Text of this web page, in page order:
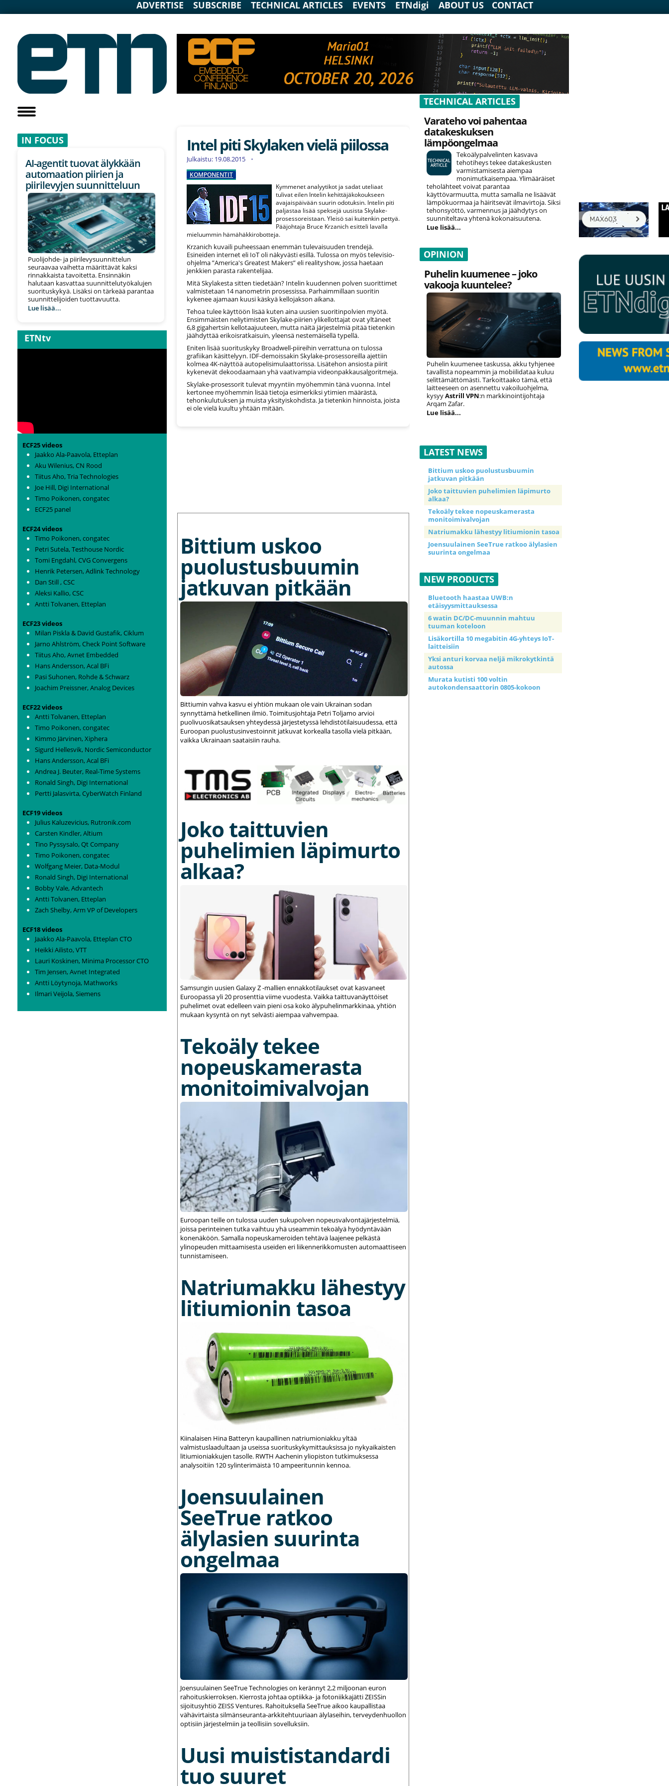
ADVERTISE SUBSCRIBE TECHNICAL ARTICLES EVENTS ETNdigi ABOUT US CONTACT
IN FOCUS
AI-agentit tuovat älykkään
automaation piirien ja
piirilevyjen suunnitteluun
Puolijohde- ja piirilevysuunnittelun
seuraavaa vaihetta määrittävät kaksi
rinnakkaista tavoitetta. Ensinnäkin
halutaan kasvattaa suunnittelutyökalujen
suorituskykyä. Lisäksi on tärkeää parantaa
suunnittelijoiden tuottavuutta.
Lue lisää...
ETNtv
ECF25 videos
Jaakko Ala-Paavola, Etteplan
Aku Wilenius, CN Rood
Tiitus Aho, Tria Technologies
Joe Hill, Digi International
Timo Poikonen, congatec
ECF25 panel
ECF24 videos
Timo Poikonen, congatec
Petri Sutela, Testhouse Nordic
Tomi Engdahl, CVG Convergens
Henrik Petersen, Adlink Technology
Dan Still , CSC
Aleksi Kallio, CSC
Antti Tolvanen, Etteplan
ECF23 videos
Milan Piskla & David Gustafik, Ciklum
Jarno Ahlström, Check Point Software
Tiitus Aho, Avnet Embedded
Hans Andersson, Acal BFi
Pasi Suhonen, Rohde & Schwarz
Joachim Preissner, Analog Devices
ECF22 videos
Antti Tolvanen, Etteplan
Timo Poikonen, congatec
Kimmo Järvinen, Xiphera
Sigurd Hellesvik, Nordic Semiconductor
Hans Andersson, Acal BFi
Andrea J. Beuter, Real-Time Systems
Ronald Singh, Digi International
Pertti Jalasvirta, CyberWatch Finland
ECF19 videos
Julius Kaluzevicius, Rutronik.com
Carsten Kindler, Altium
Tino Pyssysalo, Qt Company
Timo Poikonen, congatec
Wolfgang Meier, Data-Modul
Ronald Singh, Digi International
Bobby Vale, Advantech
Antti Tolvanen, Etteplan
Zach Shelby, Arm VP of Developers
ECF18 videos
Jaakko Ala-Paavola, Etteplan CTO
Heikki Ailisto, VTT
Lauri Koskinen, Minima Processor CTO
Tim Jensen, Avnet Integrated
Antti Löytynoja, Mathworks
Ilmari Veijola, Siemens
Intel piti Skylaken vielä piilossa
Julkaistu: 19.08.2015
KOMPONENTIT
Kymmenet analyytikot ja sadat uteliaat
tulivat eilen Intelin kehittäjäkokoukseen
avajaispäivään suurin odotuksin. Intelin piti
paljastaa lisää speksejä uusista Skylake-
prosessoreistaan. Yleisö sai kuitenkin pettyä.
Pääjohtaja Bruce Krzanich esitteli lavalla
mieluummin hämähäkkirobotteja.
Krzanich kuvaili puheessaan enemmän tulevaisuuden trendejä.
Esineiden internet eli IoT oli näkyvästi esillä. Tulossa on myös televisio-
ohjelma ”America's Greatest Makers” eli realityshow, jossa haetaan
jenkkien parasta rakentelijaa.
Mitä Skylakesta sitten tiedetään? Intelin kuudennen polven suorittimet
valmistetaan 14 nanometrin prosessissa. Parhaimmillaan suoritin
kykenee ajamaan kuusi käskyä kellojakson aikana.
Tehoa tulee käyttöön lisää kuten aina uusien suoritinpolvien myötä.
Ensimmäisten neliytimisten Skylake-piirien ylikellottajat ovat yltäneet
6,8 gigahertsin kellotaajuuteen, mutta näitä järjestelmiä pitää tietenkin
jäähdyttää erikoisratkaisuin, yleensä nestemäisellä typellä.
Eniten lisää suorituskyky Broadwell-piireihin verrattuna on tulossa
grafiikan käsittelyyn. IDF-demoissakin Skylake-prosessoreilla ajettiin
kolmea 4K-näyttöä autopelisimulaattorissa. Lisätehon ansiosta piirit
kykenevät dekoodaamaan yhä vaativampia videonpakkausalgoritmeja.
Skylake-prosessorit tulevat myyntiin myöhemmin tänä vuonna. Intel
kertonee myöhemmin lisää tietoja esimerkiksi ytimien määrästä,
tehonkulutuksen ja muista yksityiskohdista. Ja tietenkin hinnoista, joista
ei ole vielä kuultu yhtään mitään.
Bittium uskoo
puolustusbuumin
jatkuvan pitkään
Bittiumin vahva kasvu ei yhtiön mukaan ole vain Ukrainan sodan
synnyttämä hetkellinen ilmiö. Toimitusjohtaja Petri Toljamo arvioi
puolivuosikatsauksen yhteydessä järjestetyssä lehdistötilaisuudessa, että
Euroopan puolustusinvestoinnit jatkuvat korkealla tasolla vielä pitkään,
vaikka Ukrainaan saataisiin rauha.
Joko taittuvien
puhelimien läpimurto
alkaa?
Samsungin uusien Galaxy Z -mallien ennakkotilaukset ovat kasvaneet
Euroopassa yli 20 prosenttia viime vuodesta. Vaikka taittuvanäyttöiset
puhelimet ovat edelleen vain pieni osa koko älypuhelinmarkkinaa, yhtiön
mukaan kysyntä on nyt selvästi aiempaa vahvempaa.
Tekoäly tekee
nopeuskamerasta
monitoimivalvojan
Euroopan teille on tulossa uuden sukupolven nopeusvalvontajärjestelmiä,
joissa perinteinen tutka vaihtuu yhä useammin tekoälyä hyödyntävään
konenäköön. Samalla nopeuskameroiden tehtävä laajenee pelkästä
ylinopeuden mittaamisesta useiden eri liikennerikkomusten automaattiseen
tunnistamiseen.
Natriumakku lähestyy
litiumionin tasoa
Kiinalaisen Hina Batteryn kaupallinen natriumioniakku yltää
valmistuslaadultaan ja useissa suorituskykymittauksissa jo nykyaikaisten
litiumioniakkujen tasolle. RWTH Aachenin yliopiston tutkimuksessa
analysoitiin 120 sylinterimäistä 10 ampeeritunnin kennoa.
Joensuulainen
SeeTrue ratkoo
älylasien suurinta
ongelmaa
Joensuulainen SeeTrue Technologies on kerännyt 2,2 miljoonan euron
rahoituskierroksen. Kierrosta johtaa optiikka- ja fotoniikkajätti ZEISSin
sijoitusyhtiö ZEISS Ventures. Rahoituksella SeeTrue aikoo kaupallistaa
vähävirtaista silmänseuranta-arkkitehtuuriaan älylaseihin, terveydenhuollon
optisiin järjestelmiin ja teollisiin sovelluksiin.
Uusi muististandardi
tuo suuret
TECHNICAL ARTICLES
Varateho voi pahentaa
datakeskuksen
lämpöongelmaa
Tekoälypalvelinten kasvava
tehotiheys tekee datakeskusten
varmistamisesta aiempaa
monimutkaisempaa. Ylimääräiset
teholähteet voivat parantaa
käyttövarmuutta, mutta samalla ne lisäävät
lämpökuormaa ja häiritsevät ilmavirtoja. Siksi
tehonsyöttö, varmennus ja jäähdytys on
suunniteltava yhtenä kokonaisuutena.
Lue lisää...
OPINION
Puhelin kuumenee – joko
vakooja kuuntelee?
Puhelin kuumenee taskussa, akku tyhjenee
tavallista nopeammin ja mobiilidataa kuluu
selittämättömästi. Tarkoittaako tämä, että
laitteeseen on asennettu vakoiluohjelma,
kysyyAstrill VPN:n markkinointijohtaja
Arqam Zafar.
Lue lisää...
LATEST NEWS
Bittium uskoo puolustusbuumin
jatkuvan pitkään
Joko taittuvien puhelimien läpimurto
alkaa?
Tekoäly tekee nopeuskamerasta
monitoimivalvojan
Natriumakku lähestyy litiumionin tasoa
Joensuulainen SeeTrue ratkoo älylasien
suurinta ongelmaa
NEW PRODUCTS
Bluetooth haastaa UWB:n
etäisyysmittauksessa
6 watin DC/DC-muunnin mahtuu
tuuman koteloon
Lisäkortilla 10 megabitin 4G-yhteys IoT-
laitteisiin
Yksi anturi korvaa neljä mikrokytkintä
autossa
Murata kutisti 100 voltin
autokondensaattorin 0805-kokoon